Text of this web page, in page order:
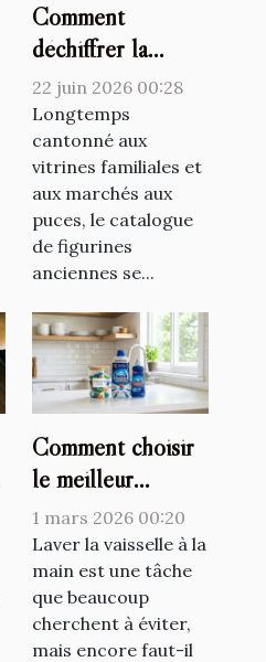
Comment
déchiffrer la
valeur cachée d’un
catalogue de
figurines
anciennes
22 juin 2026 00:28
Longtemps
cantonné aux
vitrines familiales et
aux marchés aux
puces, le catalogue
de figurines
anciennes se...
Comment choisir
le meilleur
détergent pour
votre lave-
vaisselle ?
1 mars 2026 00:20
Laver la vaisselle à la
main est une tâche
que beaucoup
cherchent à éviter,
mais encore faut-il